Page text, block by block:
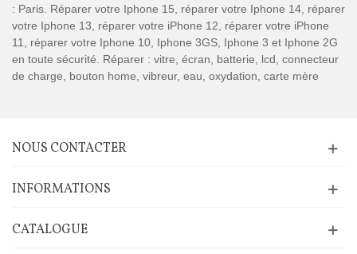
: Paris. Réparer votre Iphone 15, réparer votre Iphone 14, réparer
votre Iphone 13, réparer votre iPhone 12, réparer votre iPhone
11, réparer votre Iphone 10, Iphone 3GS, Iphone 3 et Iphone 2G
en toute sécurité. Réparer : vitre, écran, batterie, lcd, connecteur
de charge, bouton home, vibreur, eau, oxydation, carte mère
NOUS CONTACTER
INFORMATIONS
CATALOGUE